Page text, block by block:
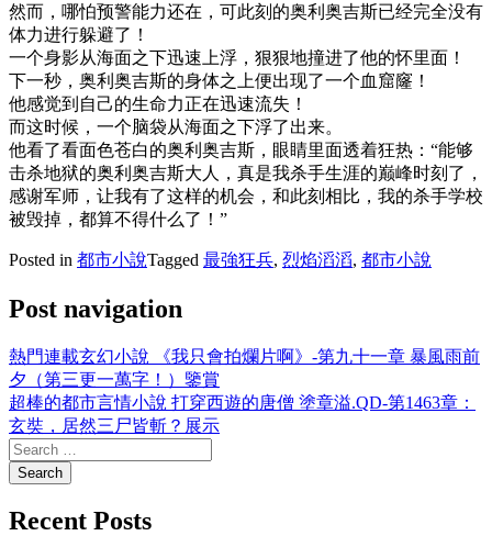
然而，哪怕预警能力还在，可此刻的奥利奥吉斯已经完全没有
体力进行躲避了！
一个身影从海面之下迅速上浮，狠狠地撞进了他的怀里面！
下一秒，奥利奥吉斯的身体之上便出现了一个血窟窿！
他感觉到自己的生命力正在迅速流失！
而这时候，一个脑袋从海面之下浮了出来。
他看了看面色苍白的奥利奥吉斯，眼睛里面透着狂热：“能够
击杀地狱的奥利奥吉斯大人，真是我杀手生涯的巅峰时刻了，
感谢军师，让我有了这样的机会，和此刻相比，我的杀手学校
被毁掉，都算不得什么了！”
Posted in 都市小說Tagged 最強狂兵, 烈焰滔滔, 都市小說
Post navigation
熱門連載玄幻小說 《我只會拍爛片啊》-第九十一章 暴風雨前
夕（第三更一萬字！）鑒賞
超棒的都市言情小說 打穿西遊的唐僧 塗章溢.QD-第1463章：
玄奘，居然三尸皆斬？展示
Recent Posts